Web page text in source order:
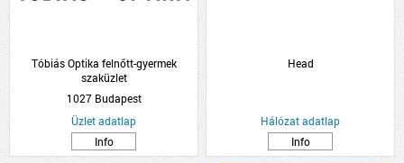
Tóbiás Optika felnőtt-gyermek
szaküzlet
1027 Budapest
Üzlet adatlap
Info
Head
Hálózat adatlap
Info